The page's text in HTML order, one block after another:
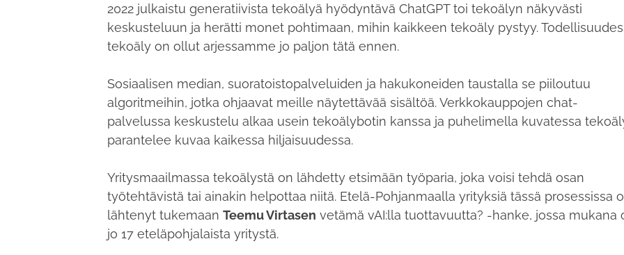
2022 julkaistu generatiivista tekoälyä hyödyntävä ChatGPT toi tekoälyn näkyvästi
keskusteluun ja herätti monet pohtimaan, mihin kaikkeen tekoäly pystyy.
tekoäly on ollut arjessamme jo paljon tätä ennen.
Sosiaalisen median, suoratoistopalveluiden ja hakukoneiden taustalla se piiloutuu
algoritmeihin, jotka ohjaavat meille näytettävää sisältöä. Verkkokauppojen chat-
palvelussa keskustelu alkaa usein tekoälybotin kanssa ja puhelimella kuvatessa
parantelee kuvaa kaikessa hiljaisuudessa.
Yritysmaailmassa tekoälystä on lähdetty etsimään työparia, joka voisi tehdä osan
työtehtävistä tai ainakin helpottaa niitä. Etelä-Pohjanmaalla yrityksiä tässä prosessissa
lähtenyt tukemaanTeemu Virtasen vetämä vAI:lla tuottavuutta? -hanke, jossa mukana
jo 17 eteläpohjalaista yritystä.